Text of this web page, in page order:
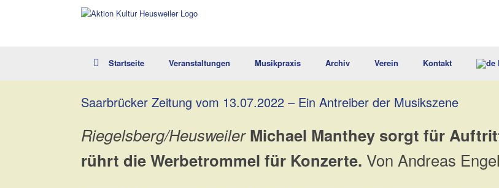
Startseite Veranstaltungen Musikpraxis Archiv Verein Kontakt
Saarbrücker Zeitung vom 13.07.2022 – Ein Antreiber der Musikszene
Riegelsberg/Heusweiler Michael Manthey sorgt für
rührt die Werbetrommel für Konzerte. Von Andreas Engel